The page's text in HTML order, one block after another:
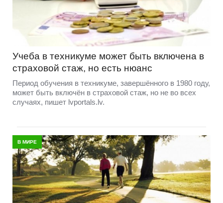
Учеба в техникуме может быть включена в
страховой стаж, но есть нюанс
Период обучения в техникуме, завершённого в 1980 году,
может быть включён в страховой стаж, но не во всех
случаях, пишет lvportals.lv.
В МИРЕ